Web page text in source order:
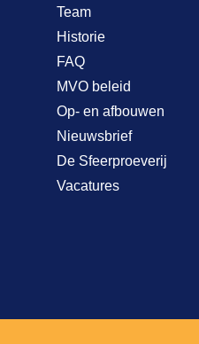
Team
Historie
FAQ
MVO beleid
Op- en afbouwen
Nieuwsbrief
De Sfeerproeverij
Vacatures